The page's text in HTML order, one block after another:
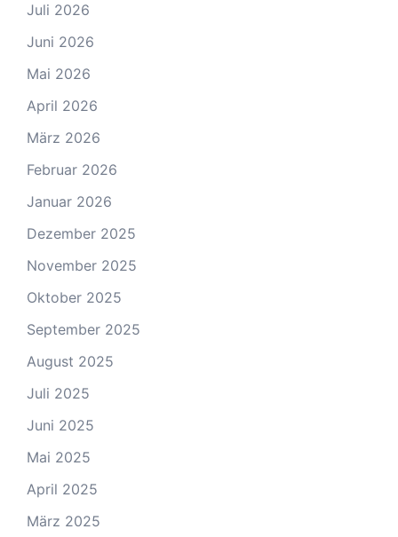
Juli 2026
Juni 2026
Mai 2026
April 2026
März 2026
Februar 2026
Januar 2026
Dezember 2025
November 2025
Oktober 2025
September 2025
August 2025
Juli 2025
Juni 2025
Mai 2025
April 2025
März 2025